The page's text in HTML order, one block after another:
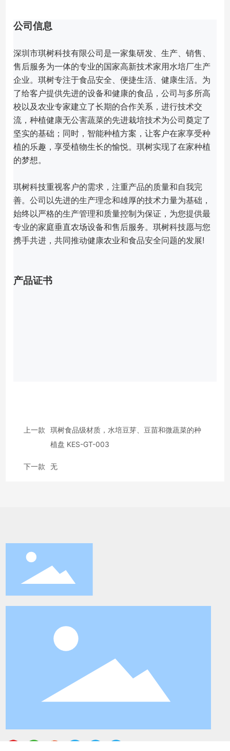
公司信息
深圳市琪树科技有限公司是一家集研发、生产、销售、
售后服务为一体的专业的国家高新技术家用水培厂生产
企业。琪树专注于食品安全、便捷生活、健康生活。 为
了给客户提供先进的设备和健康的食品，公司与多所高
校以及农业专家建立了长期的合作关系，进行技术交
流，种植健康无公害蔬菜的先进栽培技术为公司奠定了
坚实的基础； 同时，智能种植方案，让客户在家享受种
植的乐趣，享受植物生长的愉悦。琪树实现了在家种植
的梦想。
琪树科技重视客户的需求，注重产品的质量和自我完
善。公司以先进的生产理念和雄厚的技术力量为基础，
始终以严格的生产管理和质量控制为保证，为您提供最
专业的家庭垂直农场设备和售后服务。琪树科技愿与您
携手共进，共同推动健康农业和食品安全问题的发展!
产品证书
上一款
琪树食品级材质，水培豆芽、豆苗和微蔬菜的种
植盘 KES-GT-003
下一款 无